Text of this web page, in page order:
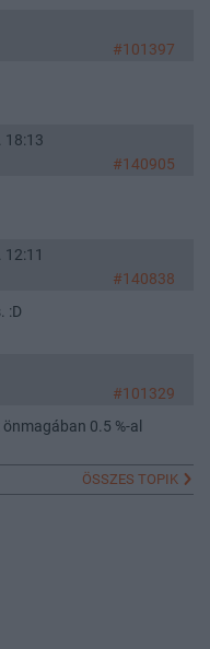
#101397
18:13
#140905
12:11
#140838
:D
#101329
0.5 %-al
ÖSSZES TOPIK